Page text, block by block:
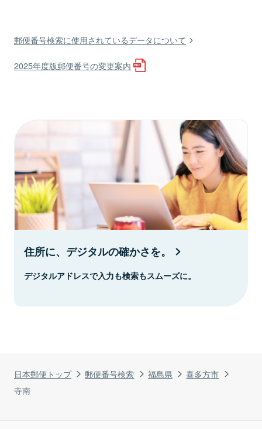
日本郵便トップ 郵便番号検索 福島県
喜多方市
寺南
郵便番号検索に使用されているデータについて
2025年度版郵便番号の変更案内
住所に、デジタルの確かさを。
デジタルアドレスで入力も検索もスムーズに。